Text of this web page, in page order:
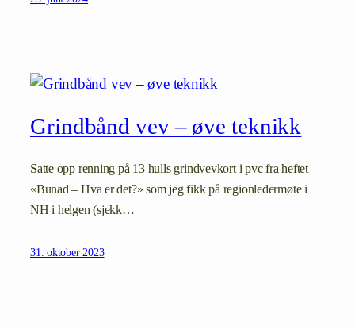
Grindbånd vev – øve teknikk
Satte opp renning på 13 hulls grindvevkort i pvc fra heftet
«Bunad – Hva er det?» som jeg fikk på regionledermøte i
NH i helgen (sjekk…
31. oktober 2023